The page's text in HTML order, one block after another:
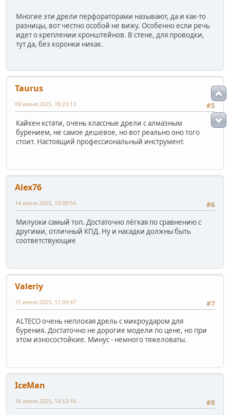
Многие эти дрели перфораторами называют, да и как-то
разницы, вот честно особой не вижу. Особенно если речь
идет о креплении кронштейнов. В стене, для проводки,
тут да, без коронки никак.
Taurus
#5
09 июня 2025, 18:23:13
Кайкен кстати, очень классные дрели с алмазным
бурением, не самое дешевое, но вот реально оно того
стоит. Настоящий профессиональный инструмент.
Alex76
#6
14 июня 2025, 19:09:54
Милуоки самый топ. Достаточно лёгкая по сравнению с
другими, отличный КПД. Ну и насадки должны быть
соответствующие
Valeriy
#7
15 июня 2025, 11:09:47
ALTECO очень неплохая дрель с микроударом для
бурения. Достаточно не дорогие модели по цене, но при
этом износостойкие. Минус - немного тяжеловаты.
IceMan
#8
16 июня 2025, 14:53:16